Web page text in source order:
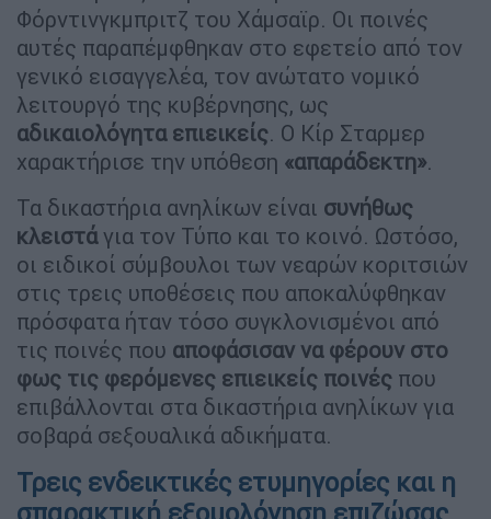
Φόρντινγκμπριτζ του Χάμσαϊρ. Οι ποινές
αυτές παραπέμφθηκαν στο εφετείο από τον
γενικό εισαγγελέα, τον ανώτατο νομικό
λειτουργό της κυβέρνησης, ως
αδικαιολόγητα επιεικείς. Ο Κίρ Σταρμερ
χαρακτήρισε την υπόθεση «απαράδεκτη».
Τα δικαστήρια ανηλίκων είναι συνήθως
κλειστάγια τον Τύπο και το κοινό. Ωστόσο,
οι ειδικοί σύμβουλοι των νεαρών κοριτσιών
στις τρεις υποθέσεις που αποκαλύφθηκαν
πρόσφατα ήταν τόσο συγκλονισμένοι από
τις ποινές που αποφάσισαν να φέρουν στο
φως τις φερόμενες επιεικείς ποινές που
επιβάλλονται στα δικαστήρια ανηλίκων για
σοβαρά σεξουαλικά αδικήματα.
Τρεις ενδεικτικές ετυμηγορίες και η